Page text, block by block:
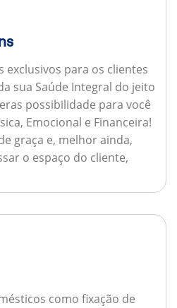
exclusivos para os clientes
sua Saúde Integral do jeito
possibilidade para você
Emocional e Financeira!
graça e, melhor ainda,
o espaço do cliente,
como fixação de